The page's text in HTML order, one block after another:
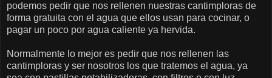
podemos pedir que nos rellenen nuestras cantimploras de
forma gratuita con el agua que ellos usan para cocinar, o
pagar un poco por agua caliente ya hervida.
Normalmente lo mejor es pedir que nos rellenen las
cantimploras y ser nosotros los que tratemos el agua, ya